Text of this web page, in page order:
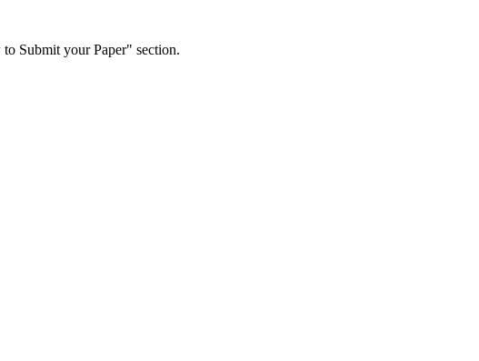
Submit your Paper" section.